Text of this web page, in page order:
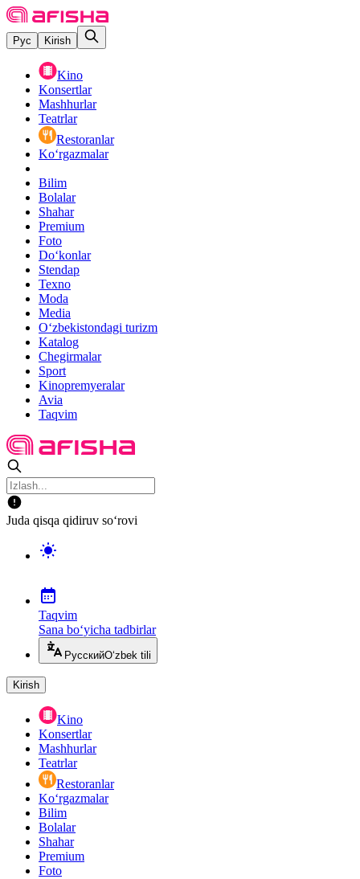
Рус Kirish
Kino
Konsertlar
Mashhurlar
Teatrlar
Restoranlar
Ko‘rgazmalar
Bilim
Bolalar
Shahar
Premium
Foto
Do‘konlar
Stendap
Texno
Moda
Media
O‘zbekistondagi turizm
Katalog
Chegirmalar
Sport
Kinopremyeralar
Avia
Taqvim
Juda qisqa qidiruv so‘rovi
Taqvim
Sana bo‘yicha tadbirlar
РусскийO‘zbek tili
Kirish
Kino
Konsertlar
Mashhurlar
Teatrlar
Restoranlar
Ko‘rgazmalar
Bilim
Bolalar
Shahar
Premium
Foto